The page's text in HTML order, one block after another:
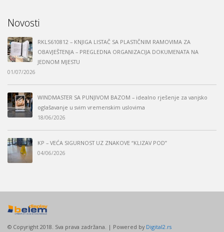
Novosti
RKLS610812 – KNJIGA LISTAČ SA PLASTIČNIM RAMOVIMA ZA
OBAVJEŠTENJA – PREGLEDNA ORGANIZACIJA DOKUMENATA NA
JEDNOM MJESTU
01/07/2026
WINDMASTER SA PUNJIVOM BAZOM – idealno rješenje za vanjsko
oglašavanje u svim vremenskim uslovima
18/06/2026
KP – VEĆA SIGURNOST UZ ZNAKOVE “KLIZAV POD”
04/06/2026
© Copyright 2018. Sva prava zadržana. | Powered by Digital2.rs